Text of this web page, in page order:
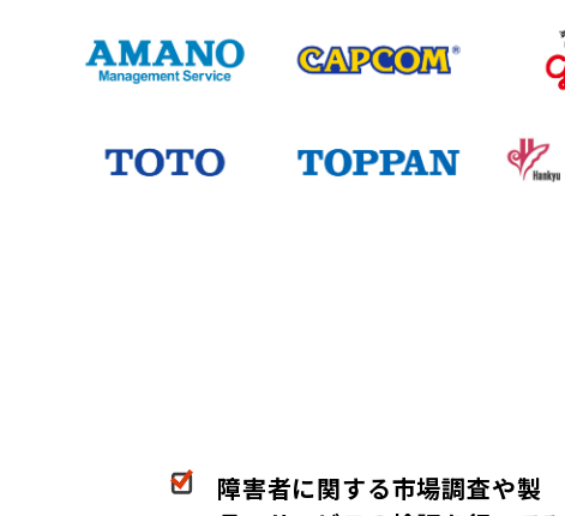
障害者に関する市場調査や製